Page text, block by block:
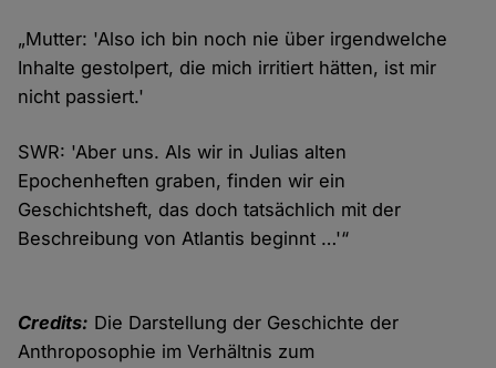
„Mutter: 'Also ich bin noch nie über irgendwelche
Inhalte gestolpert, die mich irritiert hätten, ist mir
nicht passiert.'
SWR: 'Aber uns. Als wir in Julias alten
Epochenheften graben, finden wir ein
Geschichtsheft, das doch tatsächlich mit der
Beschreibung von Atlantis beginnt …'“
Credits: Die Darstellung der Geschichte der
Anthroposophie im Verhältnis zum